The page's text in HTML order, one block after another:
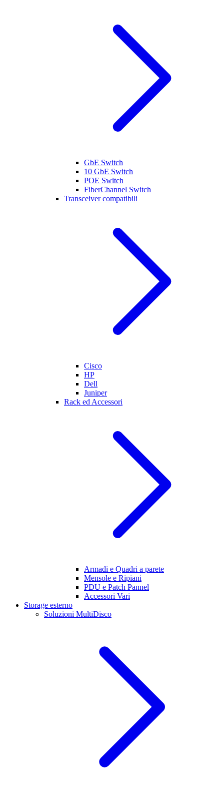
GbE Switch
10 GbE Switch
POE Switch
FiberChannel Switch
Transceiver compatibili
Cisco
HP
Dell
Juniper
Rack ed Accessori
Armadi e Quadri a parete
Mensole e Ripiani
PDU e Patch Pannel
Accessori Vari
Storage esterno
Soluzioni MultiDisco